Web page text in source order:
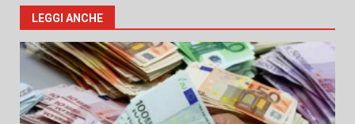
LEGGI ANCHE